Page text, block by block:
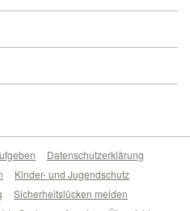
Datenschutzerklärung
Kinder- und Jugendschutz
Sicherheitslücken melden